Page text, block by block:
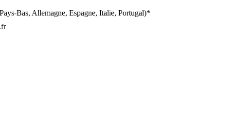
Bas, Allemagne, Espagne, Italie, Portugal)*